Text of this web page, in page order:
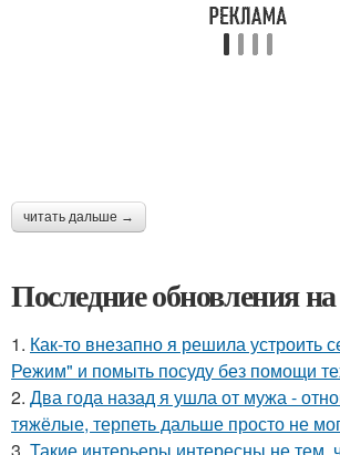
читать дальше →
Последние обновления на
1. Как-то внезапно я решила устроить
Режим" и помыть посуду без помощи
2. Два года назад я ушла от мужа -
тяжёлые, терпеть дальше просто не
3. Такие интерьеры интересны не тем,